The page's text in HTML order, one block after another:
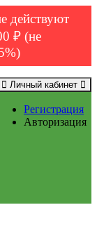
действуют
₽ (не
Личный кабинет
Регистрация
Авторизация